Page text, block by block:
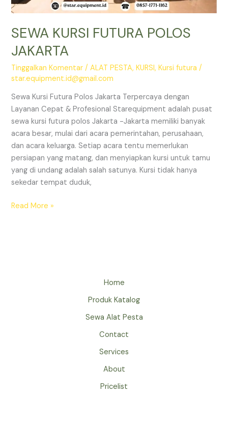
SEWA KURSI FUTURA POLOS
JAKARTA
Tinggalkan Komentar /ALAT PESTA,KURSI,Kursi futura /
star.equipment.id@gmail.com
Sewa Kursi Futura Polos Jakarta Terpercaya dengan
Layanan Cepat & Profesional Starequipment adalah pusat
sewa kursi futura polos Jakarta -Jakarta memiliki banyak
acara besar, mulai dari acara pemerintahan, perusahaan,
dan acara keluarga. Setiap acara tentu memerlukan
persiapan yang matang, dan menyiapkan kursi untuk tamu
yang di undang adalah salah satunya. Kursi tidak hanya
sekedar tempat duduk,
SEWA
Read More »
Home
Produk Katalog
Sewa Alat Pesta
Contact
Services
About
Pricelist